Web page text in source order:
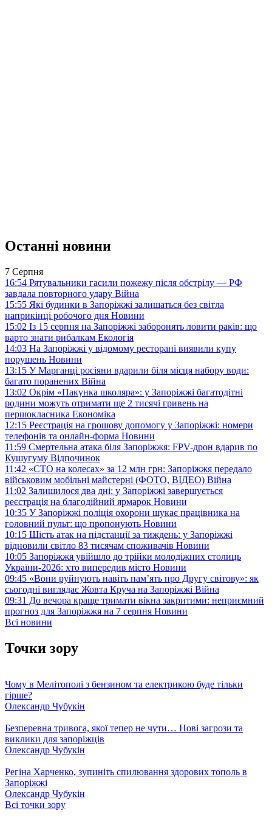
Останні новини
7 Серпня
16:54 Рятувальники гасили пожежу після обстрілу — РФ
завдала повторного удару Війна
15:55 Які будинки в Запоріжжі залишаться без світла
наприкінці робочого дня Новини
15:02 Із 15 серпня на Запоріжжі заборонять ловити раків: що
варто знати рибалкам Екологія
14:03 На Запоріжжі у відомому ресторані виявили купу
порушень Новини
13:15 У Марганці росіяни вдарили біля місця набору води:
багато поранених Війна
13:02 Окрім «Пакунка школяра»: у Запоріжжі багатодітні
родини можуть отримати ще 2 тисячі гривень на
першокласника Економіка
12:15 Реєстрація на грошову допомогу у Запоріжжі: номери
телефонів та онлайн-форма Новини
11:59 Смертельна атака біля Запоріжжя: FPV-дрон вдарив по
Кушугуму Відпочинок
11:42 «СТО на колесах» за 12 млн грн: Запоріжжя передало
військовим мобільні майстерні (ФОТО, ВІДЕО) Війна
11:02 Залишилося два дні: у Запоріжжі завершується
реєстрація на благодійний ярмарок Новини
10:35 У Запоріжжі поліція охорони шукає працівника на
головний пульт: що пропонують Новини
10:15 Шість атак на підстанції за тиждень: у Запоріжжі
відновили світло 83 тисячам споживачів Новини
10:05 Запоріжжя увійшло до трійки молодіжних столиць
України-2026: хто випередив місто Новини
09:45 «Вони руйнують навіть пам’ять про Другу світову»: як
сьогодні виглядає Жовта Круча на Запоріжжі Війна
09:31 До вечора краще тримати вікна закритими: неприємний
прогноз для Запоріжжя на 7 серпня Новини
Всі новини
Точки зору
Чому в Мелітополі з бензином та електрикою буде тільки
гірше?
Олександр Чубукін
Безперевна тривога, якої тепер не чути… Нові загрози та
виклики для запоріжців
Олександр Чубукін
Регіна Харченко, зупиніть спилювання здорових тополь в
Запоріжжі
Олександр Чубукін
Всі точки зору